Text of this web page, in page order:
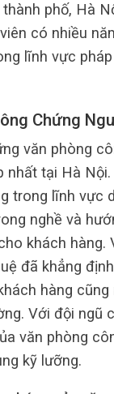
phố, Hà
có nhiều
lĩnh vực
Chứng
văn phòng
nhất tại Hà
trong lĩnh vực
nghề và
khách hàng.
đã khẳng
hàng
Với đội ngũ
văn phòng
kỹ lưỡng.